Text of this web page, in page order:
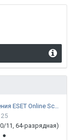
Новая версия бесплатного приложения ESET Online Scanner доступна пользователям
11, 64-разрядная)